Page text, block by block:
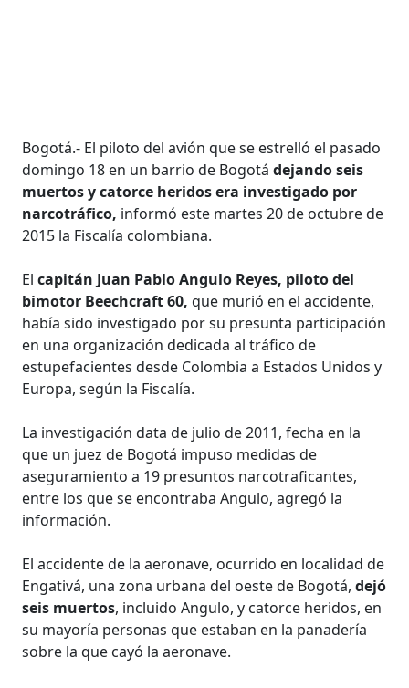
Bogotá.- El piloto del avión que se estrelló el pasado
domingo 18 en un barrio de Bogotádejando seis
muertos y catorce heridos era investigado por
narcotráfico, informó este martes 20 de octubre de
2015 la Fiscalía colombiana.
Elcapitán Juan Pablo Angulo Reyes, piloto del
bimotor Beechcraft 60,que murió en el accidente,
había sido investigado por su presunta participación
en una organización dedicada al tráfico de
estupefacientes desde Colombia a Estados Unidos y
Europa, según la Fiscalía.
La investigación data de julio de 2011, fecha en la
que un juez de Bogotá impuso medidas de
aseguramiento a 19 presuntos narcotraficantes,
entre los que se encontraba Angulo, agregó la
información.
El accidente de la aeronave, ocurrido en localidad de
Engativá, una zona urbana del oeste de Bogotá,dejó
seis muertos, incluido Angulo, y catorce heridos, en
su mayoría personas que estaban en la panadería
sobre la que cayó la aeronave.